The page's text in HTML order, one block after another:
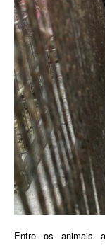
Entre os animais